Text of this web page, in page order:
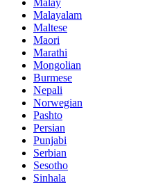
Malayalam
Maltese
Maori
Marathi
Mongolian
Burmese
Nepali
Norwegian
Pashto
Persian
Punjabi
Serbian
Sesotho
Sinhala